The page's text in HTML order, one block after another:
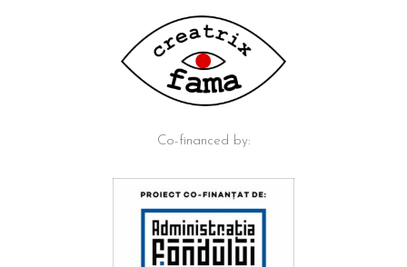
Co-financed by: